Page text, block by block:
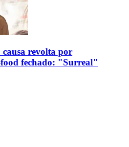
revolta por
fechado: "Surreal"